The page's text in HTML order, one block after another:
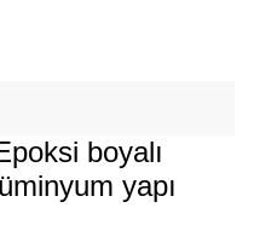
boyalı
yapı